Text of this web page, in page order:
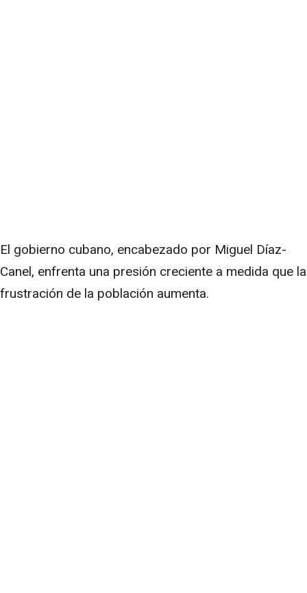
El gobierno cubano, encabezado por Miguel Díaz-
Canel, enfrenta una presión creciente a medida que la
frustración de la población aumenta.